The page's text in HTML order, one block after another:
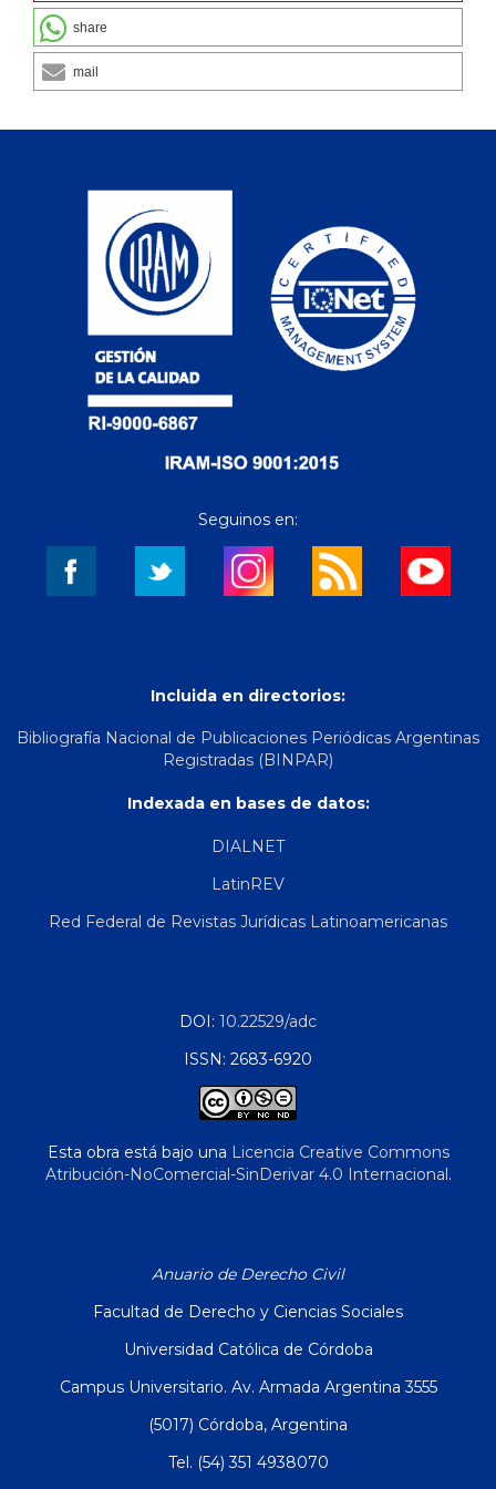
share
mail
Seguinos en:
Incluida en directorios:
Bibliografía Nacional de Publicaciones Periódicas Argentinas
Registradas (BINPAR)
Indexada en bases de datos:
DIALNET
LatinREV
Red Federal de Revistas Jurídicas Latinoamericanas
DOI: 10.22529/adc
ISSN: 2683-6920
Esta obra está bajo una Licencia Creative Commons
Atribución-NoComercial-SinDerivar 4.0 Internacional.
Anuario de Derecho Civil
Facultad de Derecho y Ciencias Sociales
Universidad Católica de Córdoba
Campus Universitario. Av. Armada Argentina 3555
(5017) Córdoba, Argentina
Tel. (54) 351 4938070